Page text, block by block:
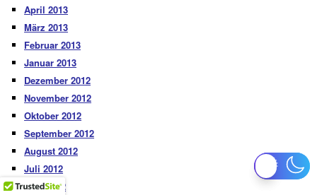
April 2013
März 2013
Februar 2013
Januar 2013
Dezember 2012
November 2012
Oktober 2012
September 2012
August 2012
Juli 2012
Juni 2012